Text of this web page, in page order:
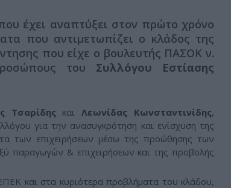
έχει αναπτύξει στον πρώτο χρόνο
που αντιμετωπίζει ο κλάδος της
που είχε ο βουλευτής ΠΑΣΟΚ ν.
του Συλλόγου Εστίασης
Τσαρίδης και Λεωνίδας Κωνσταντινίδης,
για την ανασυγκρότηση και ενίσχυση της
των επιχειρήσεων μέσω της προώθησης των
παραγωγών & επιχειρήσεων και της προβολής
και στα κυριότερα προβλήματα του κλάδου,